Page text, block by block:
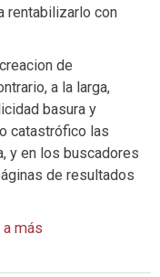
rentabilizarlo con
de
a la larga,
basura y
catastrófico las
y en los buscadores
de resultados
más